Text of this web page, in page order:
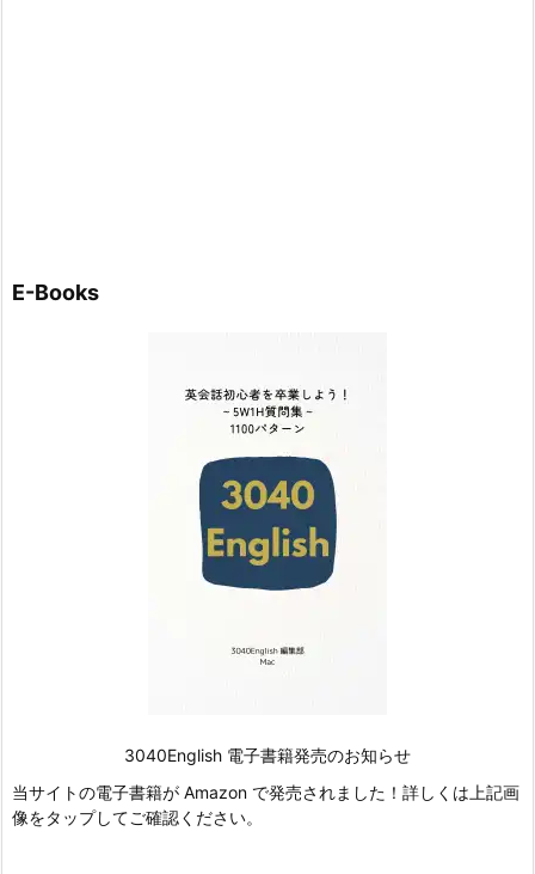
E-Books
3040English 電子書籍発売のお知らせ
当サイトの電子書籍が Amazon で発売されました！詳しくは上記画
像をタップしてご確認ください。